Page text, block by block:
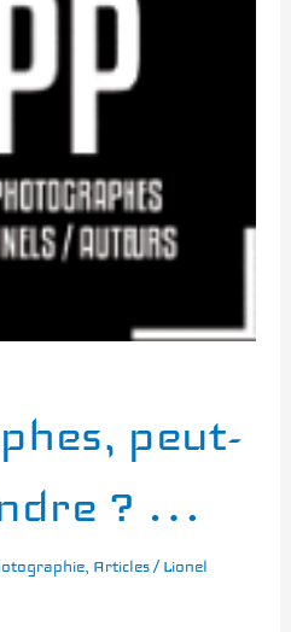
peut-
? …
, Articles/Lionel